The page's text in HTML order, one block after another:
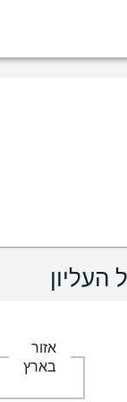
העליון
אזור
בארץ